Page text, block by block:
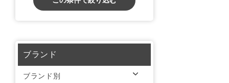
ブランド
ブランド別